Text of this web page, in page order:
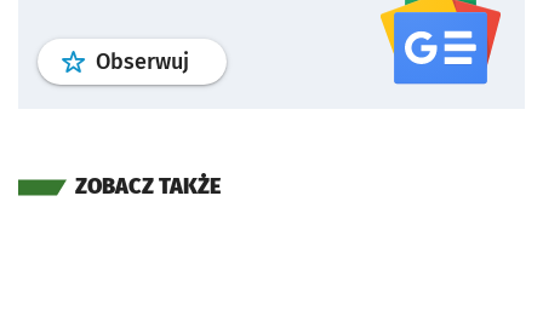
Obserwuj profil serwisu
ZOBACZ TAKŻE